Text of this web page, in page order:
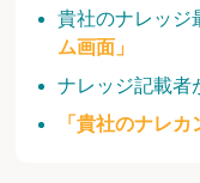
貴社のナレッジ
ム画面」
ナレッジ記載者
「貴社のナレカ